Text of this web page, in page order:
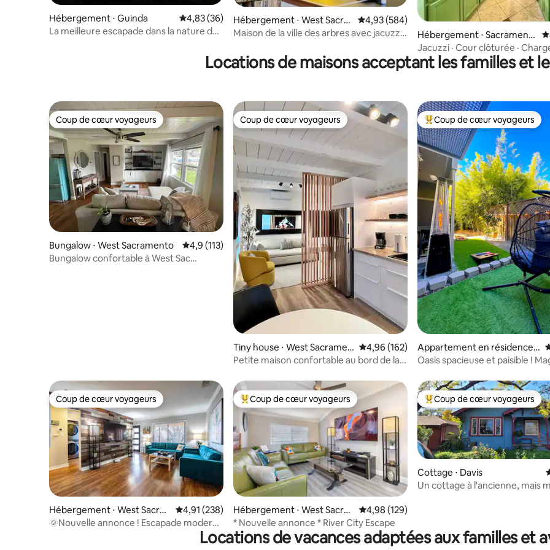
Hébergement ⋅ Guinda Évaluation moyenne sur la base de 36 commentaires : 4,83 sur 5
4,83 (36)
La meilleure escapade dans la nature de
Hébergement ⋅ West Sacra
mento
Évaluation moyenne sur la base de 584
4,93 (584)
Maison de la ville des arbres avec jacuzzi
Hébergement ⋅ Sacrament
o
Jacuzzi · Cour clôturée ·
voiture électrique · 10 minutes
centre-ville
Locations de maisons acceptant les familles et
Coup de cœur voyageurs
Coup de cœur voyageurs
Bungalow ⋅ West Sacramento Évaluation moyenne sur la base de 113 commentaires : 4,9 sur 5
4,9 (113)
Bungalow confortable à West Sac
Coup de cœur voyageurs
Coup de cœur voyageurs
Tiny house ⋅ West Sacramen
to
Évaluation moyenne sur la base de 162
4,96 (162)
Petite maison confortable au bord de la
Coups de cœur voyageurs les
Coup de cœur voyageurs
Appartement en résidence ⋅
Napa
Oasis spacieuse et paisible !
Coup de cœur voyageurs
Coup de cœur voyageurs
Hébergement ⋅ West Sacra
mento
Évaluation moyenne sur la base de 238 commentaires : 4,91 sur 5
4,91 (238)
🌞Nouvelle annonce ! Escapade moderne
Coups de cœur voyageurs les plus appréciés
Coup de cœur voyageurs
Hébergement ⋅ West Sacra
mento
Évaluation moyenne sur la base de 129
4,98 (129)
* Nouvelle annonce * River City Escape
Coups de cœur voyageurs les
Coup de cœur voyageurs
Cottage ⋅ Davis
Un cottage à l'ancienne, mais
Locations de vacances adaptées aux familles et